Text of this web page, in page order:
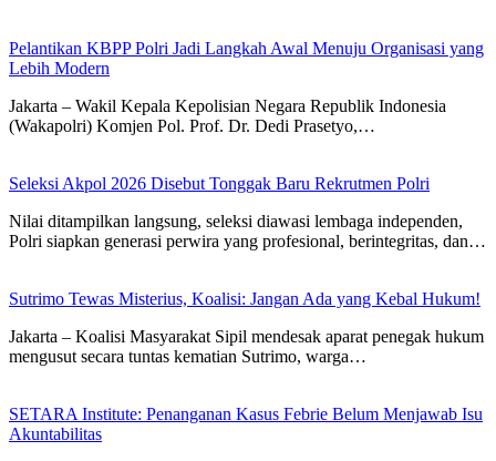
Pelantikan KBPP Polri Jadi Langkah Awal Menuju Organisasi yang
Lebih Modern
Jakarta – Wakil Kepala Kepolisian Negara Republik Indonesia
(Wakapolri) Komjen Pol. Prof. Dr. Dedi Prasetyo,…
Seleksi Akpol 2026 Disebut Tonggak Baru Rekrutmen Polri
Nilai ditampilkan langsung, seleksi diawasi lembaga independen,
Polri siapkan generasi perwira yang profesional, berintegritas, dan…
Sutrimo Tewas Misterius, Koalisi: Jangan Ada yang Kebal Hukum!
Jakarta – Koalisi Masyarakat Sipil mendesak aparat penegak hukum
mengusut secara tuntas kematian Sutrimo, warga…
SETARA Institute: Penanganan Kasus Febrie Belum Menjawab Isu
Akuntabilitas